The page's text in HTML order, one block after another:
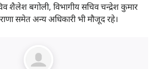
शैलेश बगोली, विभागीय सचिव चन्द्रेश कुमार
समेत अन्य अधिकारी भी मौजूद रहे।